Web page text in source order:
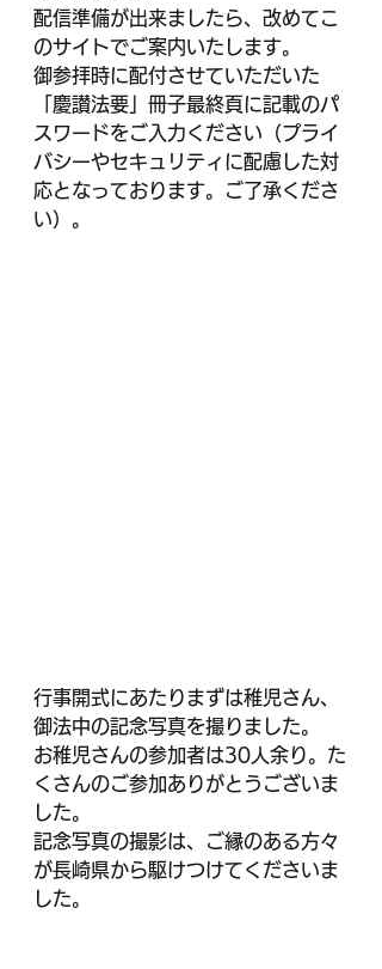
配信準備が出来ましたら、改めてこ
のサイトでご案内いたします。
御参拝時に配付させていただいた
「慶讃法要」冊子最終頁に記載のパ
スワードをご入力ください（プライ
バシーやセキュリティに配慮した対
応となっております。ご了承くださ
い）。
行事開式にあたりまずは稚児さん、
御法中の記念写真を撮りました。
お稚児さんの参加者は30人余り。た
くさんのご参加ありがとうございま
した。
記念写真の撮影は、ご縁のある方々
が長崎県から駆けつけてくださいま
した。